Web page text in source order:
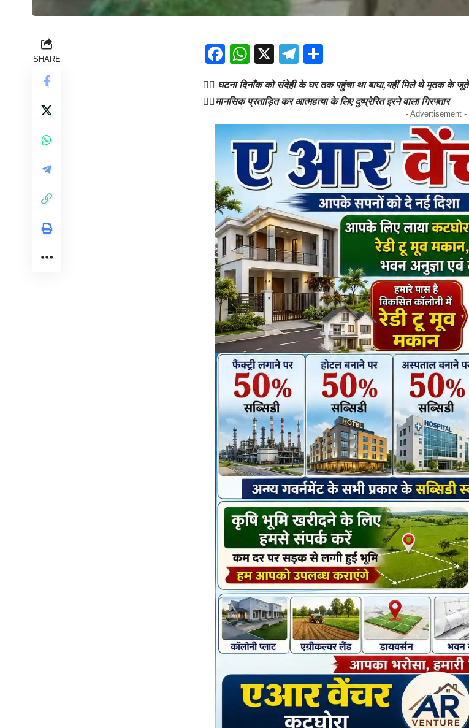
SHARE Facebook
WhatsApp
X Telegram
👉🏻 घटना दिनाँक को संदेही के घर तक पहुंचा था बाघा,यहीं मिले थे मृतक के जूते
👉🏻मानसिक प्रताड़ित कर आत्महत्या के लिए दुष्प्रेरित इरने वाला गिरफ्तार
- Advertisement -